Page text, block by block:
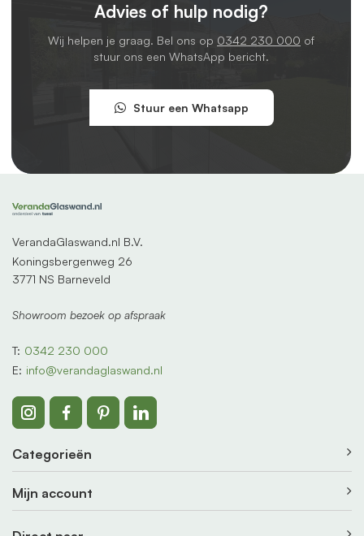
Advies of hulp nodig?
Wij helpen je graag. Bel ons op 0342 230 000 of
stuur ons een WhatsApp bericht.
Stuur een Whatsapp
VerandaGlaswand.nl B.V.
Koningsbergenweg 26
3771 NS Barneveld
Showroom bezoek op afspraak
T: 0342 230 000
E: info@verandaglaswand.nl
Categorieën
Mijn account